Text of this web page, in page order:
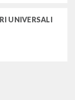
UNIVERSALI